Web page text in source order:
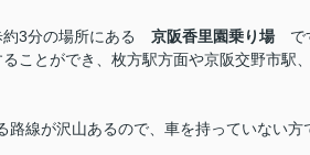
約3分の場所にある 京阪香里園乗り場で
ことができ、枚方駅方面や京阪交野市駅
路線が沢山あるので、車を持っていない方